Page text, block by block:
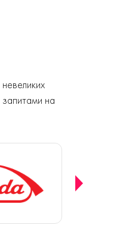
запитами на